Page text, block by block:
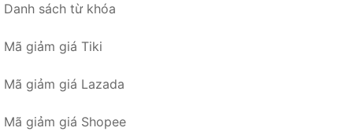
Danh sách từ khóa
Mã giảm giá Tiki
Mã giảm giá Lazada
Mã giảm giá Shopee